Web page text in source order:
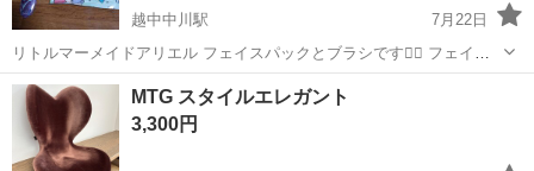
越中中川駅
7月22日
リトルマーメイドアリエル フェイスパックとブラシです🧜‍♀️ フェイス
パック未開封、ブラシは何回か使用しましたが、綺麗で匂いもありま
せん。 ブラシが少しよれています。 現状お渡しです。
富山 高岡市 越中中川駅 その他
MTG スタイルエレガント
3,300円